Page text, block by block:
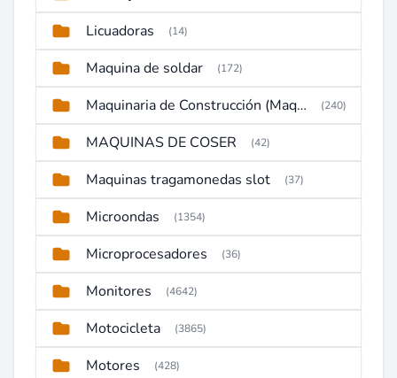
Licuadoras (14)
Maquina de soldar (172)
Maquinaria de Construcción (Maquinaria Pesada) (240)
MAQUINAS DE COSER (42)
Maquinas tragamonedas slot (37)
Microondas (1354)
Microprocesadores (36)
Monitores (4642)
Motocicleta (3865)
Motores (428)